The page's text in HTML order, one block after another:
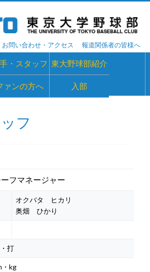
お問い合わせ・アクセス 報道関係者の皆様へ
・スタッフ 東大野球部紹介
ァンの方へ 入部
フ
フマネージャー
オクバタ ヒカリ
奥畑 ひかり
打
・kg